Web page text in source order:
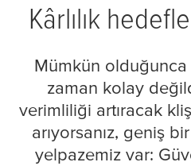
Kârlılık
Mümkün
zaman kolay
verimliliği artıracak
arıyorsanız, geniş
yelpazemiz var: